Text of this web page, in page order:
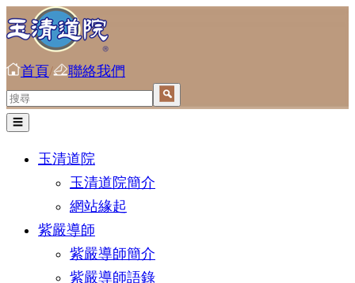
首頁/ 聯絡我們
☰
玉清道院
玉清道院簡介
網站緣起
紫嚴導師
紫嚴導師簡介
紫嚴導師語錄